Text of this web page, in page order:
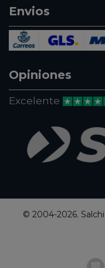
Envios
Opiniones
Excelente
© 2004-2026.